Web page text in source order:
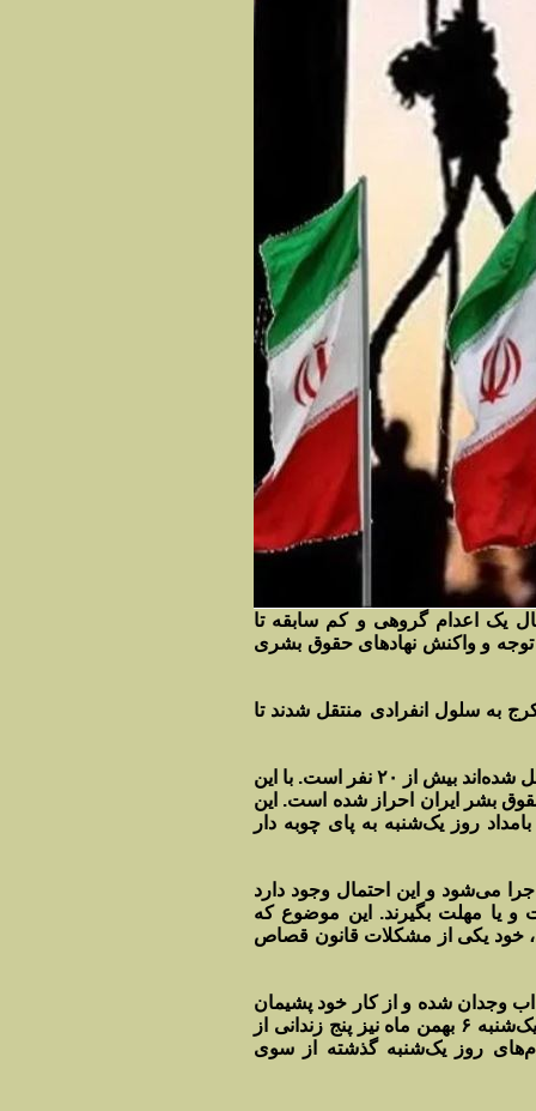
یک اعدام گروهی و کم سابقه تا
توجه و واکنش نهادهای حقوق بشری
به سلول انفرادی منتقل شدند تا
برخی منابع به این سازمان گفتند که تعداد افراد اعدامی که به سلول انفرادی منتقل شده‌اند بیش از ۲۰ نفر است. با این
بشر ایران احراز شده است. این
روز یک‌شنبه به پای چوبه دار
می‌شود و این احتمال وجود دارد
و یا مهلت بگیرند. این موضوع که
خود یکی از مشکلات قانون قصاص
وجدان شده و از کار خود پشیمان
می‌شوند. انتقال این زندانیان جهت اجرای حکم درحالی صورت می‌گیرد که روز یک‌شنبه ۶ بهمن ماه نیز پنج زندانی از
روز یک‌شنبه گذشته از سوی